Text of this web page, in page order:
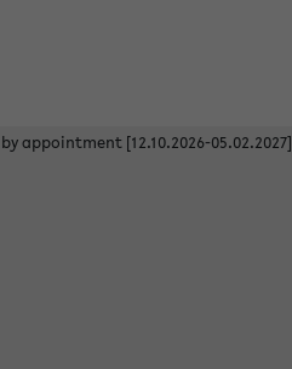
by appointment [12.10.2026-05.02.2027]